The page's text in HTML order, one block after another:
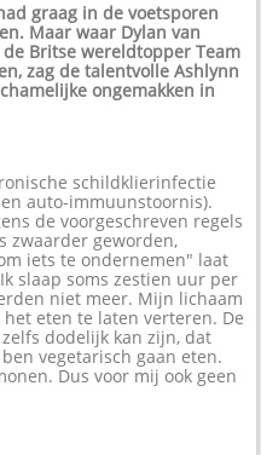
graag in de voetsporen
Maar waar Dylan van
Britse wereldtopper Team
zag de talentvolle Ashlynn
ongemakken in
schildklierinfectie
auto-immuunstoornis).
de voorgeschreven regels
zwaarder geworden,
iets te ondernemen" laat
slaap soms zestien uur per
niet meer. Mijn lichaam
eten te laten verteren. De
dodelijk kan zijn, dat
vegetarisch gaan eten.
Dus voor mij ook geen